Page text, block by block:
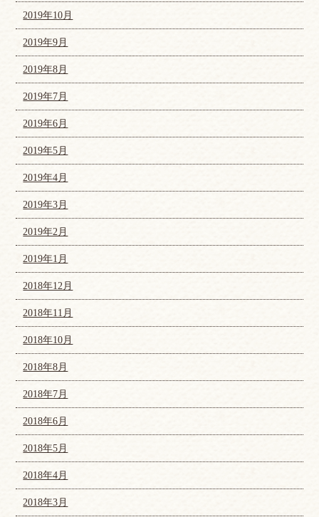
2019年10月
2019年9月
2019年8月
2019年7月
2019年6月
2019年5月
2019年4月
2019年3月
2019年2月
2019年1月
2018年12月
2018年11月
2018年10月
2018年8月
2018年7月
2018年6月
2018年5月
2018年4月
2018年3月